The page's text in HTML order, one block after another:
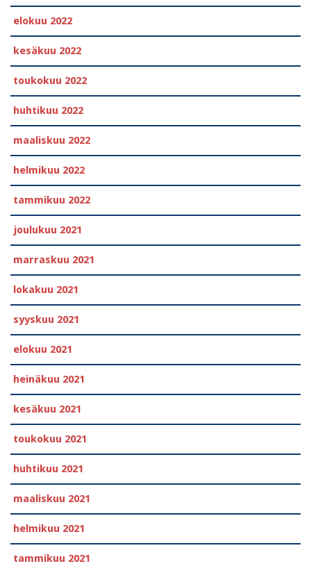
elokuu 2022
kesäkuu 2022
toukokuu 2022
huhtikuu 2022
maaliskuu 2022
helmikuu 2022
tammikuu 2022
joulukuu 2021
marraskuu 2021
lokakuu 2021
syyskuu 2021
elokuu 2021
heinäkuu 2021
kesäkuu 2021
toukokuu 2021
huhtikuu 2021
maaliskuu 2021
helmikuu 2021
tammikuu 2021